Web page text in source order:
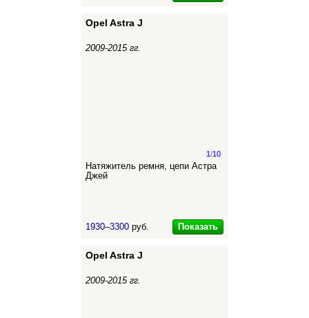
Opel Astra J
2009-2015 гг.
1/10
Натяжитель ремня, цепи Астра
Джей
1930–3300 руб. Показать
Opel Astra J
2009-2015 гг.